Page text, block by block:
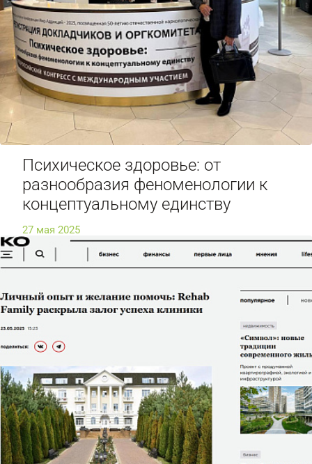
Психическое здоровье: от
разнообразия феноменологии к
концептуальному единству
27 мая 2025